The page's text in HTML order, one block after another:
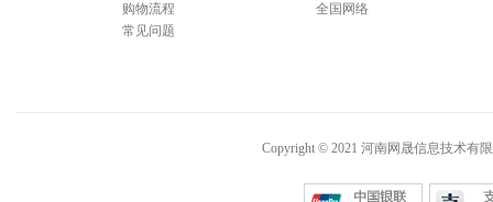
购物流程
常见问题
全国网络
Copyright © 2021 河南网晟信息技术有